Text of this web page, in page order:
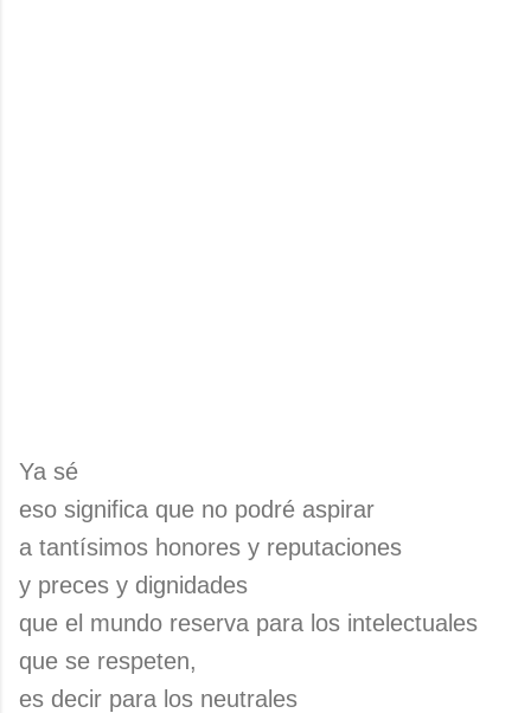
Ya sé
eso significa que no podré aspirar
a tantísimos honores y reputaciones
y preces y dignidades
que el mundo reserva para los intelectuales
que se respeten,
es decir para los neutrales